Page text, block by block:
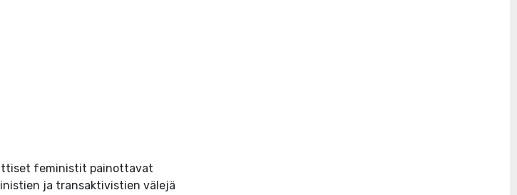
feministit painottavat
ja transaktivistien välejä